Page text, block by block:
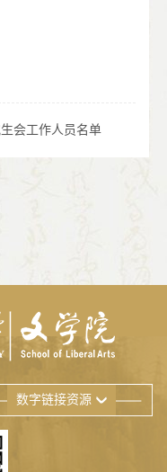
会工作人员名单
数字链接资源